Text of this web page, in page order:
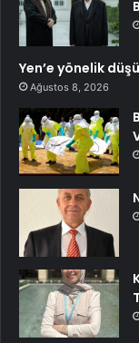
Yen’e yönelik
Ağustos 8, 2026